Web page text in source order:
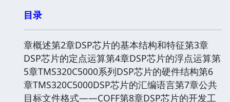
目录
章概述第2章DSP芯片的基本结构和特征第3章
DSP芯片的定点运算第4章DSP芯片的浮点运算第
5章TMS320C5000系列DSP芯片的硬件结构第6
章TMS320C5000DSP芯片的汇编语言第7章公共
目标文件格式——COFF第8章DSP芯片的开发工